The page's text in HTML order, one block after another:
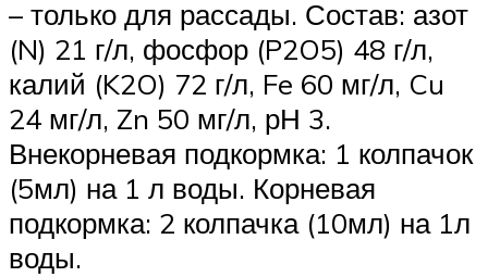
– только для рассады. Состав: азот
(N) 21 г/л, фосфор (P2O5) 48 г/л,
калий (K2O) 72 г/л, Fe 60 мг/л, Cu
24 мг/л, Zn 50 мг/л, рН 3.
Внекорневая подкормка: 1 колпачок
(5мл) на 1 л воды. Корневая
подкормка: 2 колпачка (10мл) на 1л
воды.